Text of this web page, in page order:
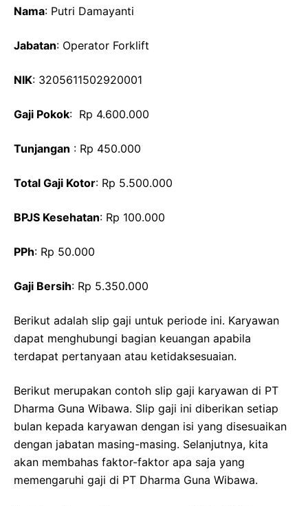
Nama: Putri Damayanti
Jabatan: Operator Forklift
NIK: 3205611502920001
Gaji Pokok: Rp 4.600.000
Tunjangan : Rp 450.000
Total Gaji Kotor: Rp 5.500.000
BPJS Kesehatan: Rp 100.000
PPh: Rp 50.000
Gaji Bersih: Rp 5.350.000
Berikut adalah slip gaji untuk periode ini. Karyawan
dapat menghubungi bagian keuangan apabila
terdapat pertanyaan atau ketidaksesuaian.
Berikut merupakan contoh slip gaji karyawan di PT
Dharma Guna Wibawa. Slip gaji ini diberikan setiap
bulan kepada karyawan dengan isi yang disesuaikan
dengan jabatan masing-masing. Selanjutnya, kita
akan membahas faktor-faktor apa saja yang
memengaruhi gaji di PT Dharma Guna Wibawa.